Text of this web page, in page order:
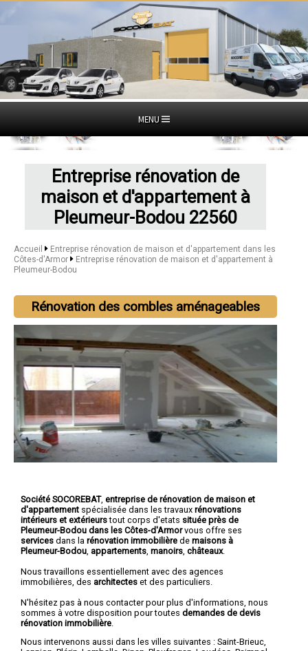
MENU
Entreprise rénovation de
maison et d'appartement à
Pleumeur-Bodou 22560
Accueil
Entreprise rénovation de maison et d'appartement dans les
Côtes-d'Armor
Entreprise rénovation de maison et d'appartement à
Pleumeur-Bodou
Rénovation des combles aménageables
Société SOCOREBAT, entreprise de rénovation de maison et
d'appartement spécialisée dans les travaux rénovations
intérieurs et extérieurstout corps d'etats située près de
Pleumeur-Bodou dans les Côtes-d'Armorvous offre ses
services dans la rénovation immobilière de maisons à
Pleumeur-Bodou appartements manoirs châteaux.
Nous travaillons essentiellement avec des agences
immobilières, des architectes et des particuliers.
N'hésitez pas à nous contacter pour plus d'informations, nous
sommes à votre disposition pour toutes demandes de devis
rénovation immobilière
Nous intervenons aussi dans les villes suivantes : Saint-Brieuc,